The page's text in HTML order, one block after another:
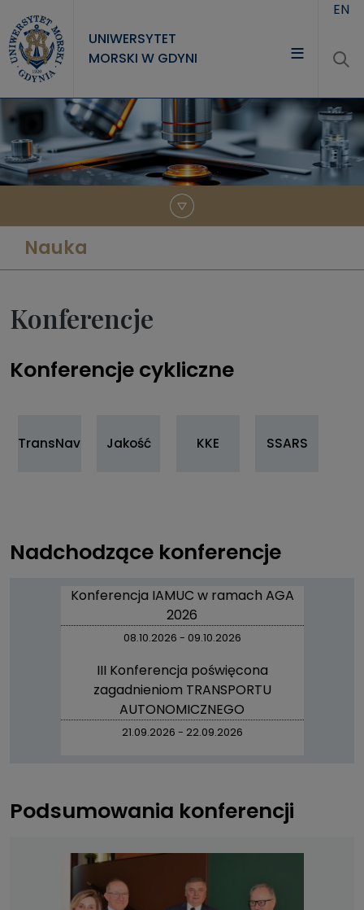
UNIWERSYTET
MORSKI W GDYNI
UNIWERSYTET
STUDIA
NAUKA
EN
Nauka
Konferencje
Konferencje cykliczne
TransNav Jakość KKE SSARS
Nadchodzące konferencje
Konferencja IAMUC w ramach AGA
2026
08.10.2026 - 09.10.2026
III Konferencja poświęcona
zagadnieniom TRANSPORTU
AUTONOMICZNEGO
21.09.2026 - 22.09.2026
Podsumowania konferencji